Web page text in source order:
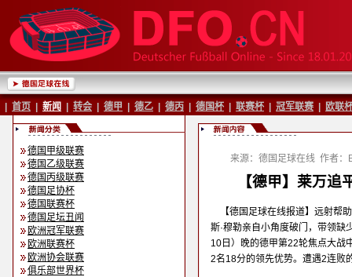
首页 新闻 转会 德甲 德乙 德丙 德国杯 联赛杯 冠军联赛 欧联
德国甲级联赛
德国乙级联赛
德国丙级联赛
德国足协杯
德国联赛杯
德国足坛丑闻
欧洲冠军联赛
欧洲联赛杯
欧洲协会联赛
俱乐部世界杯
来源：德国足球在线 作者：
【德甲】莱万追
【德国足球在线报道】远射帮
斯·穆勒亲自小角度破门，带领缺
10日）晚的德甲第22轮焦点大战
2名18分的领先优势。遭遇2连败